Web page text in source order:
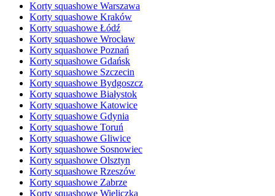
Korty squashowe Warszawa
Korty squashowe Kraków
Korty squashowe Łódź
Korty squashowe Wrocław
Korty squashowe Poznań
Korty squashowe Gdańsk
Korty squashowe Szczecin
Korty squashowe Bydgoszcz
Korty squashowe Białystok
Korty squashowe Katowice
Korty squashowe Gdynia
Korty squashowe Toruń
Korty squashowe Gliwice
Korty squashowe Sosnowiec
Korty squashowe Olsztyn
Korty squashowe Rzeszów
Korty squashowe Zabrze
Korty squashowe Wieliczka